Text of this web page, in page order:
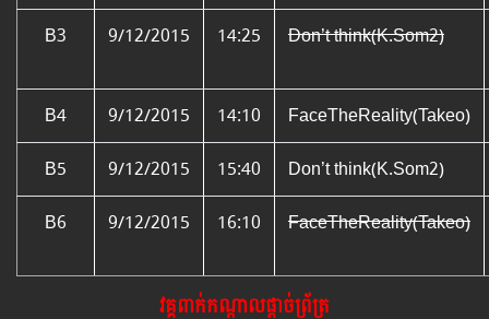
B3
9/12/2015 14:25 Don’t think(K.Som2)
B4 9/12/2015 14:10
FaceTheReality(Takeo)
B5
9/12/2015 15:40
Don’t think(K.Som2)
B6
9/12/2015 16:10 FaceTheReality(Takeo)
វគ្គពាក់កណ្ដាលផ្ដាច់ព្រ័ត្រ